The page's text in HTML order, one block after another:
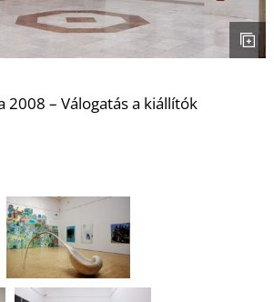
2008 – Válogatás a kiállítók